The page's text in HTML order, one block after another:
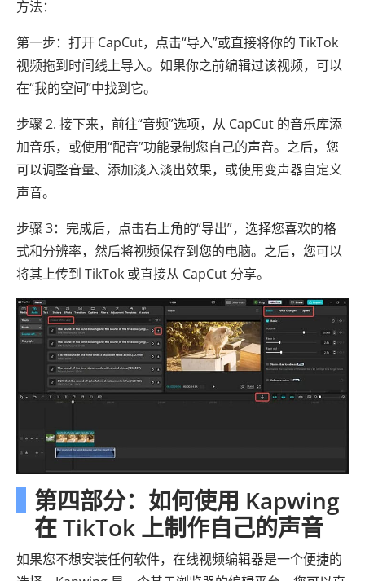
方法：
第一步：打开 CapCut，点击“导入”或直接将你的 TikTok
视频拖到时间线上导入。如果你之前编辑过该视频，可以
在“我的空间”中找到它。
步骤 2. 接下来，前往“音频”选项，从 CapCut 的音乐库添
加音乐，或使用“配音”功能录制您自己的声音。之后，您
可以调整音量、添加淡入淡出效果，或使用变声器自定义
声音。
步骤 3：完成后，点击右上角的“导出”，选择您喜欢的格
式和分辨率，然后将视频保存到您的电脑。之后，您可以
将其上传到 TikTok 或直接从 CapCut 分享。
第四部分：如何使用 Kapwing
在 TikTok 上制作自己的声音
如果您不想安装任何软件，在线视频编辑器是一个便捷的